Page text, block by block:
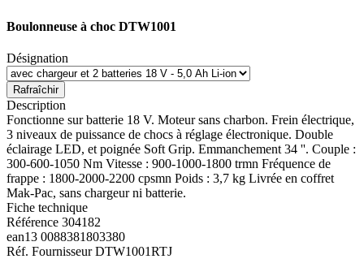
Boulonneuse à choc DTW1001
Désignation
Description
Fonctionne sur batterie 18 V. Moteur sans charbon. Frein électrique,
3 niveaux de puissance de chocs à réglage électronique. Double
éclairage LED, et poignée Soft Grip. Emmanchement 34 ''. Couple :
300-600-1050 Nm Vitesse : 900-1000-1800 trmn Fréquence de
frappe : 1800-2000-2200 cpsmn Poids : 3,7 kg Livrée en coffret
Mak-Pac, sans chargeur ni batterie.
Fiche technique
Référence 304182
ean13 0088381803380
Réf. FournisseurDTW1001RTJ